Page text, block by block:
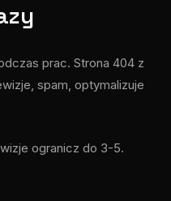
prac. Strona 404 z
spam, optymalizuje
ogranicz do 3-5.